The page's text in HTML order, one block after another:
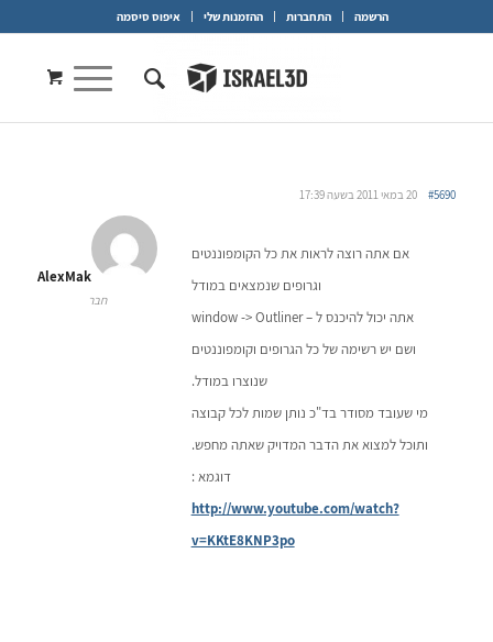
הרשמה התחברות ההזמנות שלי איפוס סיסמה
20 במאי 2011 בשעה 17:39 #5690
AlexMak
חבר
אם אתה רוצה לראות את כל הקומפוננטים
וגרופים שנמצאים במודל
אתה יכול להיכנס ל – window -> Outliner
ושם יש רשימה של כל הגרופים וקומפוננטים
שנוצרו במודל.
מי שעובד מסודר בד"כ נותן שמות לכל קבוצה
ותוכל למצוא את הדבר המדויק שאתה מחפש.
דוגמא :
http://www.youtube.com/watch?
v=KKtE8KNP3po